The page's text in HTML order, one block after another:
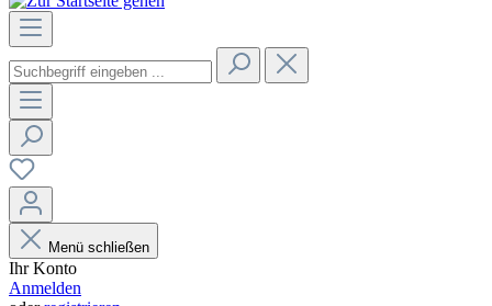
Menü schließen
Ihr Konto
Anmelden